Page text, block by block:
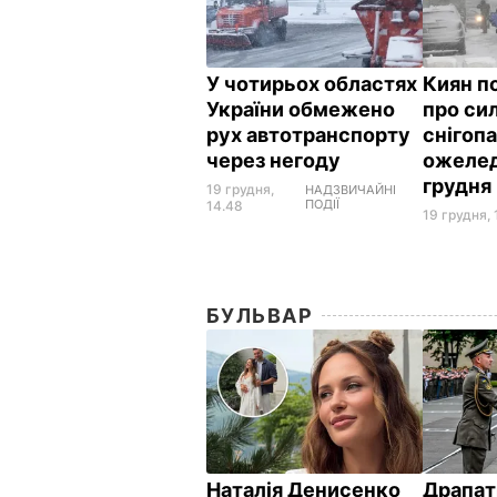
У чотирьох областях
України обмежено
рух автотранспорту
через негоду
19 грудня,
14.48
НАДЗВИЧАЙНІ
ПОДІЇ
Киян
про
грудня
19 грудня,
БУЛЬВАР
Наталія Денисенко